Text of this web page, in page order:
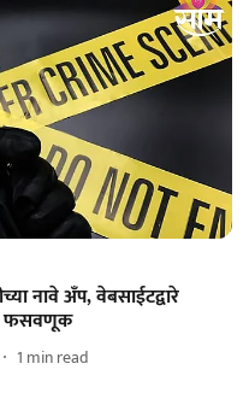
नावे अँप, वेबसाईटद्वारे
फसवणूक
1 min read